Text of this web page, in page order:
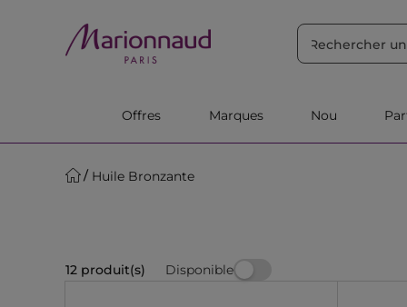
Offres Marques Nou
Huile Bronzante
12 produit(s) Disponible